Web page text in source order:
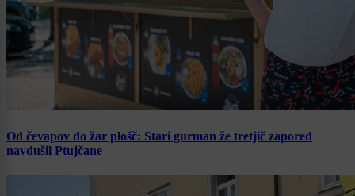
Od čevapov do žar plošč: Stari gurman že tretjič zapored
navdušil Ptujčane